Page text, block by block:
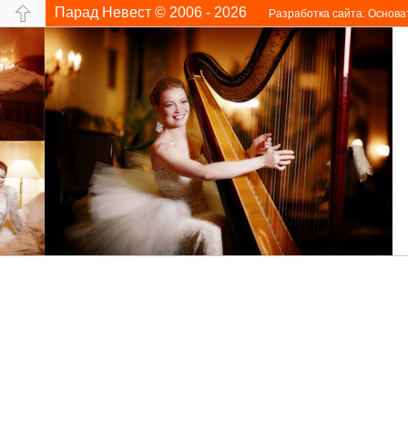
Парад Невест © 2006 - 2026 Разработка сайта: